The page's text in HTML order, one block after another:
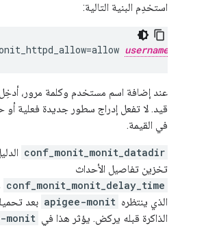
استخدِم البنية التالية:
username
قيد. لا تفعل إدراج سطور جديدة فعلية
في القيمة.
conf_monit_monit_datadir
تخزين تفاصيل الأحداث
conf_monit_monit_delay_time
الذي ينتظره apigee-monit بعد
الذاكرة قبله يركض. يؤثر هذا في monit